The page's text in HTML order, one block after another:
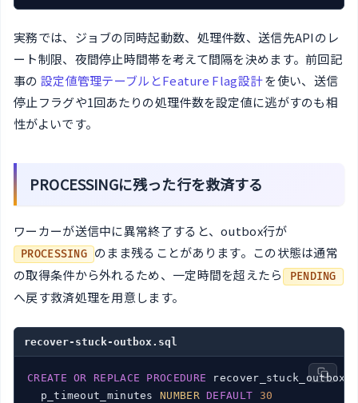
実務では、ジョブの同時起動数、処理件数、送信先APIのレ
ート制限、夜間停止時間帯を考えて間隔を決めます。前回記
事の 設定値管理テーブルとFeature Flag設計を使い、送信
停止フラグや1回あたりの処理件数を設定値に逃がすのも相
性がよいです。
PROCESSINGに残った行を救済する
ワーカーが送信中に異常終了すると、outbox行が
PROCESSING
のまま残ることがあります。この状態は通常
の取得条件から外れるため、一定時間を超えたら
PENDING
へ戻す救済処理を用意します。
recover-stuck-outbox.sql
CREATE OR REPLACE PROCEDURE recover_stuck_outbox(
  p_timeout_minutes
NUMBER DEFAULT
30